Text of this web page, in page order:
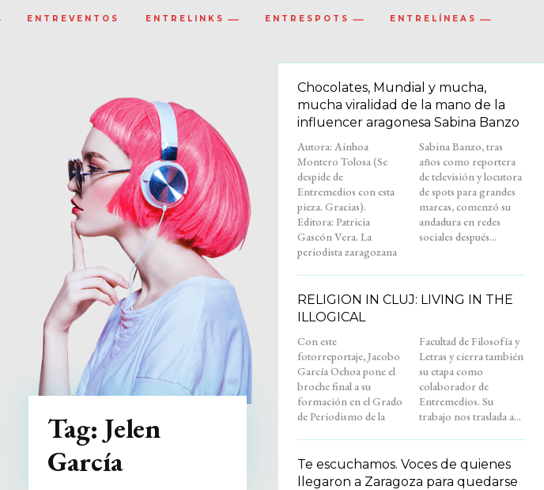
ENTREVENTOS ENTRELINKS ENTRESPOTS ENTRELÍNEAS
Tag: Jelen
García
Chocolates, Mundial y mucha,
mucha viralidad de la mano de la
influencer aragonesa Sabina Banzo
Autora: Ainhoa
Montero Tolosa (Se
despide de
Entremedios con esta
pieza. Gracias).
Editora: Patricia
Gascón Vera. La
periodista zaragozana
Sabina Banzo, tras
años como reportera
de televisión y locutora
de spots para grandes
marcas, comenzó su
andadura en redes
sociales después...
RELIGION IN CLUJ: LIVING IN THE
ILLOGICAL
Con este
fotorreportaje, Jacobo
García Ochoa pone el
broche final a su
formación en el Grado
de Periodismo de la
Facultad de Filosofía y
Letras y cierra también
su etapa como
colaborador de
Entremedios. Su
trabajo nos traslada a...
Te escuchamos. Voces de quienes
llegaron a Zaragoza para quedarse